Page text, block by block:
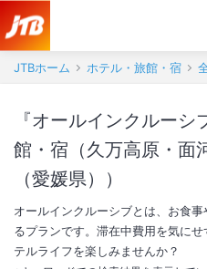
JTBホーム ホテル・旅館・宿
『オールインクルー
館・宿（久万高原・面
（愛媛県））
オールインクルーシブとは、お食
るプランです。滞在中費用を気に
テルライフを楽しみませんか？